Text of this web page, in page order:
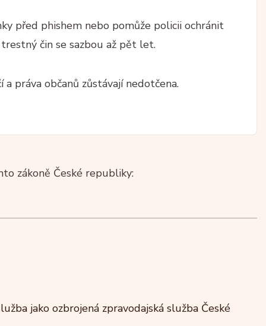
před phishem nebo pomůže policii ochránit
čin se sazbou až pět let.
práva občanů zůstávají nedotčena.
zákoně České republiky:
jako ozbrojená zpravodajská služba České